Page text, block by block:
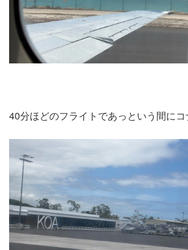
40分ほどのフライトであっという間にコ